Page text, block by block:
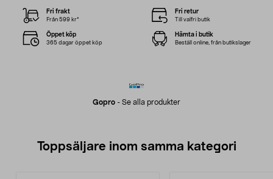
Gopro - Se alla produkter
Fri frakt
Från 599 kr*
Fri retur
Till valfri butik
Öppet köp
365 dagar öppet köp
Hämta i butik
Beställ online, från butikslager
Toppsäljare inom samma kategori